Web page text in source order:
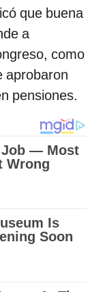
que buena
a
como
aprobaron
pensiones.